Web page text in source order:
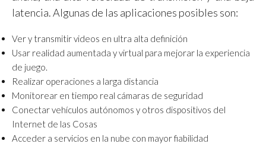
latencia. Algunas de las aplicaciones posibles son:
Ver y transmitir videos en ultra alta definición
Usar realidad aumentada y virtual para mejorar la experiencia
de juego.
Realizar operaciones a larga distancia
Monitorear en tiempo real cámaras de seguridad
Conectar vehículos autónomos y otros dispositivos del
Internet de las Cosas
Acceder a servicios en la nube con mayor fiabilidad